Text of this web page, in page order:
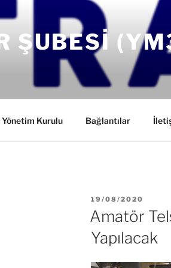
ŞUBESI
Yönetim Kurulu Bağlantılar
YAYIM
TARIHI
19/08/2020
Amatör
Yapılacak